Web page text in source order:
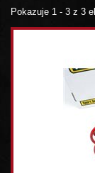
Pokazuje 1 - 3 z 3